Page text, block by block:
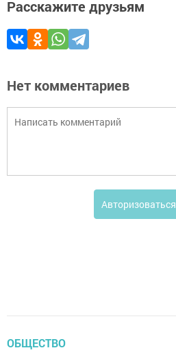
Расскажите друзьям
Нет комментариев
Авторизоваться
ОБЩЕСТВО